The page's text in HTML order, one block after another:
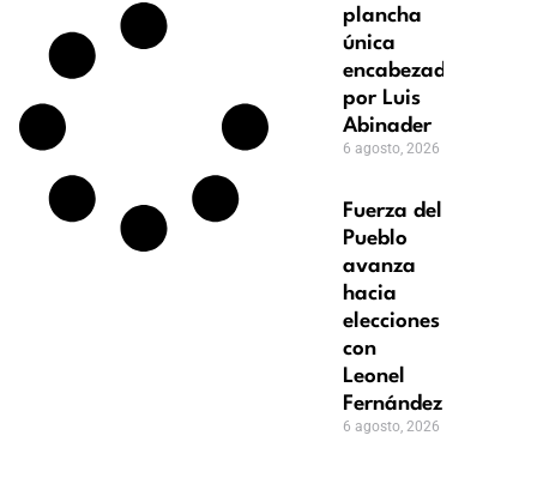
plancha
única
encabezada
por Luis
Abinader
6 agosto, 2026
Fuerza del
Pueblo
avanza
hacia
elecciones
con
Leonel
Fernández
6 agosto, 2026